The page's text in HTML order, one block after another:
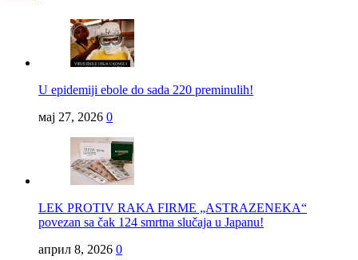
U epidemiji ebole do sada 220 preminulih!
мај 27, 2026 0
LEK PROTIV RAKA FIRME „ASTRAZENEKA“
povezan sa čak 124 smrtna slučaja u Japanu!
април 8, 2026 0